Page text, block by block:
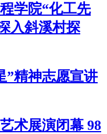
学院“化工先
入斜溪村探
”精神志愿宣讲
术展演闭幕 98